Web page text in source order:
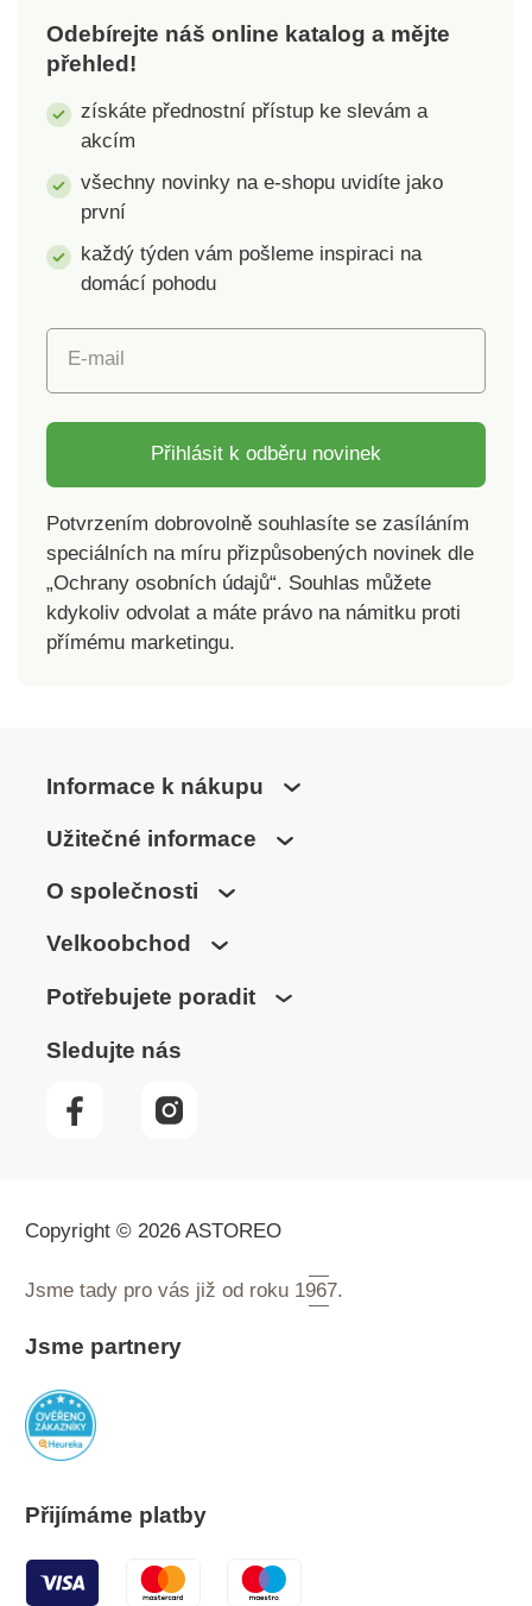
Odebírejte náš online katalog a mějte
přehled!
získáte přednostní přístup ke slevám a
akcím
všechny novinky na e-shopu uvidíte jako
první
každý týden vám pošleme inspiraci na
domácí pohodu
E-mail
Přihlásit k odběru novinek
Potvrzením dobrovolně souhlasíte se zasíláním
speciálních na míru přizpůsobených novinek dle
„Ochrany osobních údajů“. Souhlas můžete
kdykoliv odvolat a máte právo na námitku proti
přímému marketingu.
Informace k nákupu
Užitečné informace
O společnosti
Velkoobchod
Potřebujete poradit
Sledujte nás
Copyright © 2026 ASTOREO
Jsme tady pro vás již od roku 1967.
Jsme partnery
Přijímáme platby